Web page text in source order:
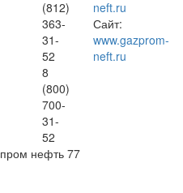
(812)
363-
31-
52
8
(800)
700-
31-
52
neft.ru
Сайт:
www.gazprom-
neft.ru
нефть 77